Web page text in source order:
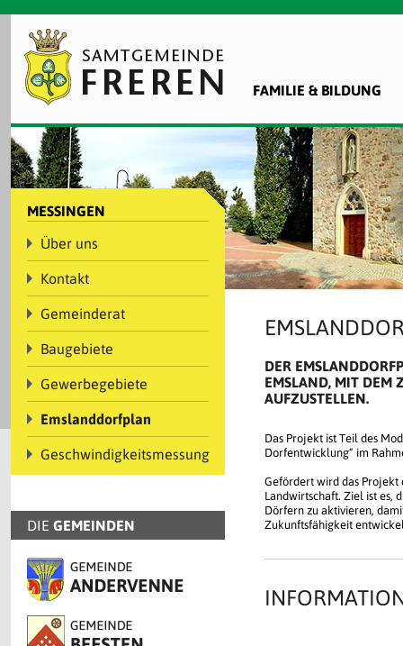
FAMILIE & BILDUNG
MESSINGEN
Über uns
Kontakt
Gemeinderat
Baugebiete
Gewerbegebiete
Emslanddorfplan
Geschwindigkeitsmessung
DIE GEMEINDEN
DER
EMSLAND, MIT DEM
AUFZUSTELLEN.
Das Projekt ist Teil des
Dorfentwicklung“ im
Gefördert wird das Projekt
Landwirtschaft. Ziel ist es,
Dörfern zu aktivieren,
Zukunftsfähigkeit